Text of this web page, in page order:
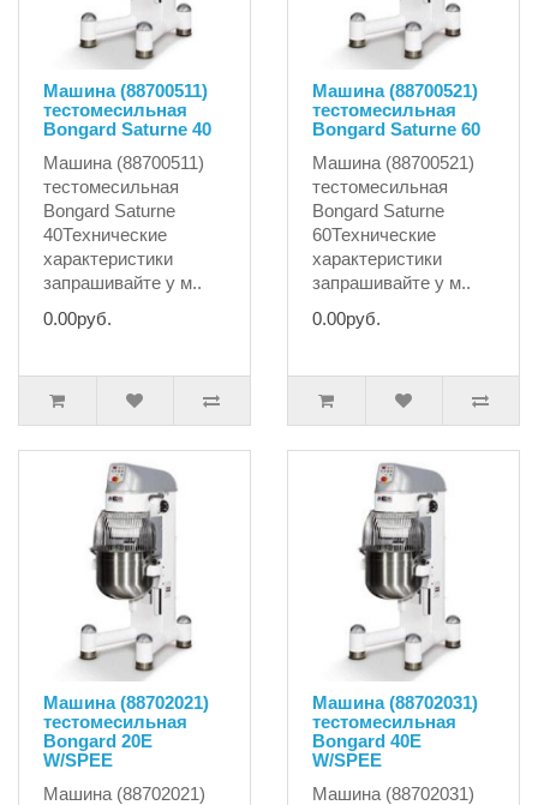
Машина (88700511)
тестомесильная
Bongard Saturne 40
Машина (88700511)
тестомесильная
Bongard Saturne
40Технические
характеристики
запрашивайте у м..
0.00руб.
Машина (88700521)
тестомесильная
Bongard Saturne 60
Машина (88700521)
тестомесильная
Bongard Saturne
60Технические
характеристики
запрашивайте у м..
0.00руб.
Машина (88702021)
тестомесильная
Bongard 20E
W/SPEE
Машина (88702021)
Машина (88702031)
тестомесильная
Bongard 40E
W/SPEE
Машина (88702031)